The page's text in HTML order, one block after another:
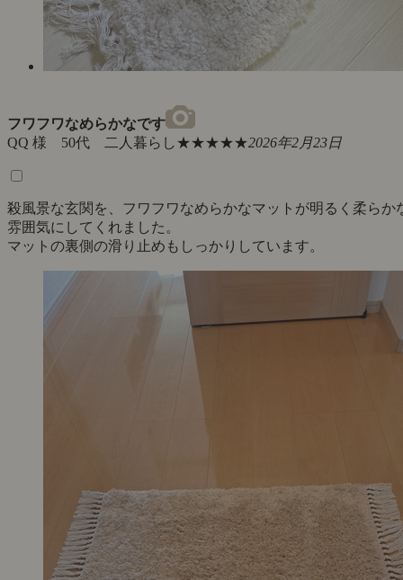
フワフワなめらかなです
QQ 様 50代 二人暮らし★★★★★2026年2月23日
殺風景な玄関を、フワフワなめらかなマットが明るく柔らか
雰囲気にしてくれました。
マットの裏側の滑り止めもしっかりしています。